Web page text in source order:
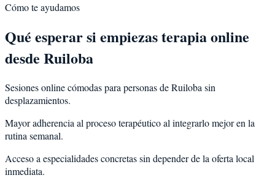
Cómo te ayudamos
Qué esperar si empiezas terapia online
desde Ruiloba
Sesiones online cómodas para personas de Ruiloba sin
desplazamientos.
Mayor adherencia al proceso terapéutico al integrarlo mejor en la
rutina semanal.
Acceso a especialidades concretas sin depender de la oferta local
inmediata.